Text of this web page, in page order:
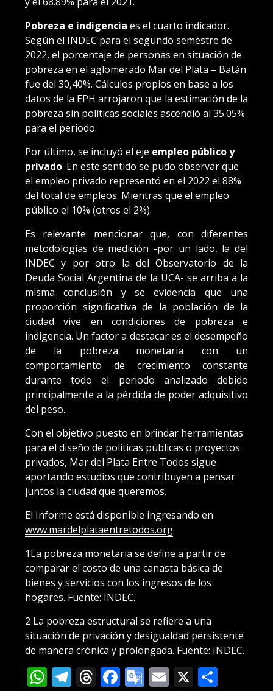
Pobreza e indigencia es el cuarto indicador.
Según el INDEC para el segundo semestre de
2022, el porcentaje de personas en situación de
pobreza en el aglomerado Mar del Plata – Batán
fue del 30,40%. Cálculos propios en base a los
datos de la EPH arrojaron que la estimación de la
pobreza sin políticas sociales ascendió al 35.05%
para el periodo.
Por último, se incluyó el eje empleo público y
privado. En este sentido se pudo observar que
el empleo privado representó en el 2022 el 88%
del total de empleos. Mientras que el empleo
público el 10% (otros el 2%).
Es relevante mencionar que, con diferentes
metodologías de medición -por un lado, la del
INDEC y por otro la del Observatorio de la
Deuda Social Argentina de la UCA- se arriba a la
misma conclusión y se evidencia que una
proporción significativa de la población de la
ciudad vive en condiciones de pobreza e
indigencia. Un factor a destacar es el desempeño
de la pobreza monetaria con un
comportamiento de crecimiento constante
durante todo el periodo analizado debido
principalmente a la pérdida de poder adquisitivo
del peso.
Con el objetivo puesto en brindar herramientas
para el diseño de políticas públicas o proyectos
privados, Mar del Plata Entre Todos sigue
aportando estudios que contribuyen a pensar
juntos la ciudad que queremos.
El Informe está disponible ingresando en
www.mardelplataentretodos.org
1La pobreza monetaria se define a partir de
comparar el costo de una canasta básica de
bienes y servicios con los ingresos de los
hogares. Fuente: INDEC.
2 La pobreza estructural se refiere a una
situación de privación y desigualdad persistente
de manera crónica y prolongada. Fuente: INDEC.
WhatsApp
Telegram
Threads
Facebook
Google
Email
X